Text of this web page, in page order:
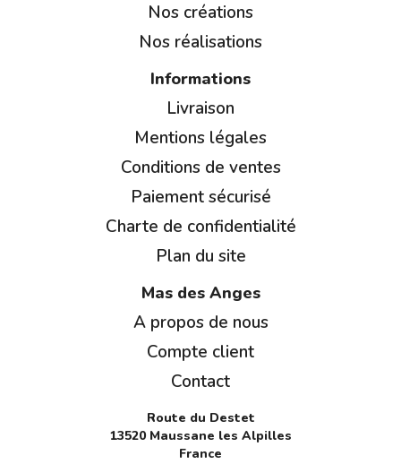
Nos créations
Nos réalisations
Informations
Livraison
Mentions légales
Conditions de ventes
Paiement sécurisé
Charte de confidentialité
Plan du site
Mas des Anges
A propos de nous
Compte client
Contact
Route du Destet
13520 Maussane les Alpilles
France